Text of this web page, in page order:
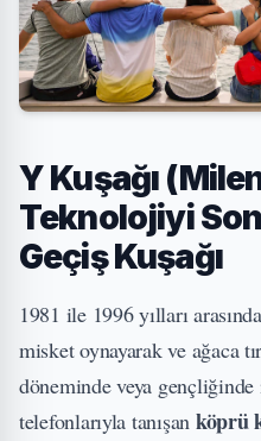
Y Kuşağı
Teknolojiyi
Geçiş Kuşağı
1981 ile 1996 yılları
misket oynayarak ve ağaca
döneminde veya
telefonlarıyla tanışan köprü